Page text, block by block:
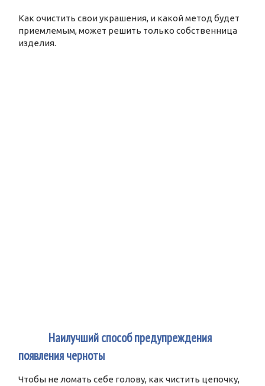
Как очистить свои украшения, и какой метод будет
приемлемым, может решить только собственница
изделия.
Наилучший способ предупреждения
появления черноты
Чтобы не ломать себе голову, как чистить цепочку,